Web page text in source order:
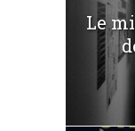
Le